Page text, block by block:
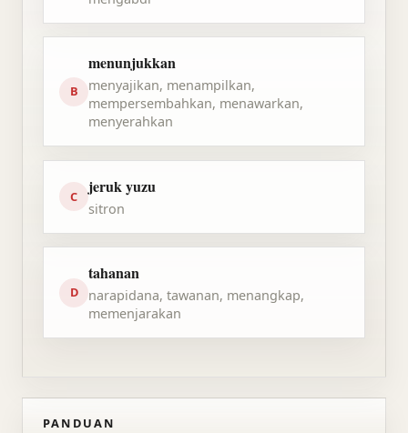
B
menunjukkan
menyajikan, menampilkan,
mempersembahkan, menawarkan,
menyerahkan
C
jeruk yuzu
sitron
D
tahanan
narapidana, tawanan, menangkap,
memenjarakan
PANDUAN